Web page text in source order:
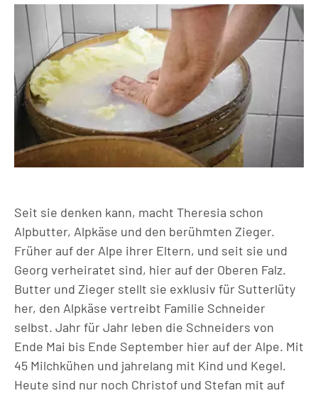
Seit sie denken kann, macht Theresia schon
Alpbutter, Alpkäse und den berühmten Zieger.
Früher auf der Alpe ihrer Eltern, und seit sie und
Georg verheiratet sind, hier auf der Oberen Falz.
Butter und Zieger stellt sie exklusiv für Sutterlüty
her, den Alpkäse vertreibt Familie Schneider
selbst. Jahr für Jahr leben die Schneiders von
Ende Mai bis Ende September hier auf der Alpe. Mit
45 Milchkühen und jahrelang mit Kind und Kegel.
Heute sind nur noch Christof und Stefan mit auf